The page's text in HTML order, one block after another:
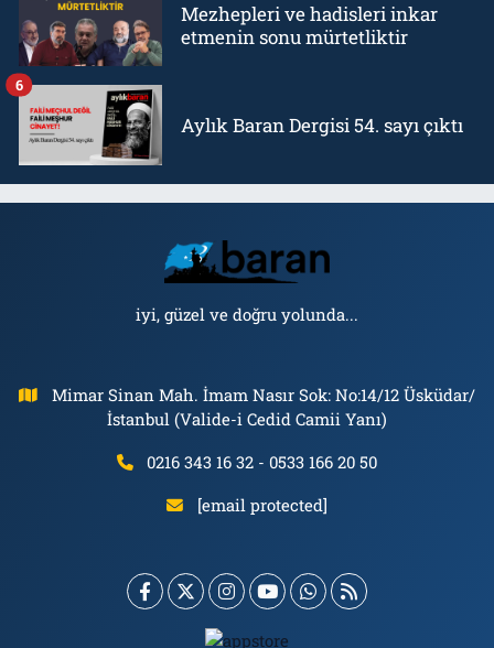
Mezhepleri ve hadisleri inkar
etmenin sonu mürtetliktir
Aylık Baran Dergisi 54. sayı çıktı
6
iyi, güzel ve doğru yolunda...
Mimar Sinan Mah. İmam Nasır Sok: No:14/12 Üsküdar/
İstanbul (Valide-i Cedid Camii Yanı)
0216 343 16 32 - 0533 166 20 50
[email protected]